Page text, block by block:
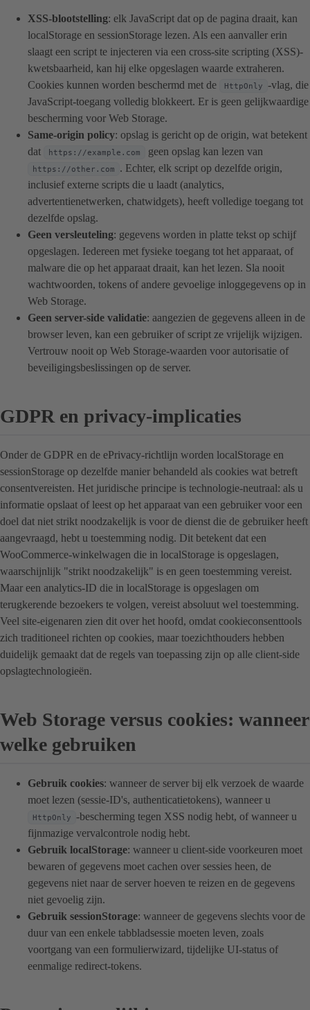
XSS-blootstelling: elk JavaScript dat op de pagina draait, kan
localStorage en sessionStorage lezen. Als een aanvaller erin
slaagt een script te injecteren via een cross-site scripting (XSS)-
kwetsbaarheid, kan hij elke opgeslagen waarde extraheren.
Cookies kunnen worden beschermd met de
HttpOnly -vlag, die
JavaScript-toegang volledig blokkeert. Er is geen gelijkwaardige
bescherming voor Web Storage.
Same-origin policy: opslag is gericht op de origin, wat betekent
dat
https://example.com geen opslag kan lezen van
https://other.com
. Echter, elk script op dezelfde origin,
inclusief externe scripts die u laadt (analytics,
advertentienetwerken, chatwidgets), heeft volledige toegang tot
dezelfde opslag.
Geen versleuteling: gegevens worden in platte tekst op schijf
opgeslagen. Iedereen met fysieke toegang tot het apparaat, of
malware die op het apparaat draait, kan het lezen. Sla nooit
wachtwoorden, tokens of andere gevoelige inloggegevens op in
Web Storage.
Geen server-side validatie: aangezien de gegevens alleen in de
browser leven, kan een gebruiker of script ze vrijelijk wijzigen.
Vertrouw nooit op Web Storage-waarden voor autorisatie of
beveiligingsbeslissingen op de server.
GDPR en privacy-implicaties
Onder de GDPR en de ePrivacy-richtlijn worden localStorage en
sessionStorage op dezelfde manier behandeld als cookies wat betreft
consentvereisten. Het juridische principe is technologie-neutraal: als u
informatie opslaat of leest op het apparaat van een gebruiker voor een
doel dat niet strikt noodzakelijk is voor de dienst die de gebruiker heeft
aangevraagd, hebt u toestemming nodig. Dit betekent dat een
WooCommerce-winkelwagen die in localStorage is opgeslagen,
waarschijnlijk "strikt noodzakelijk" is en geen toestemming vereist.
Maar een analytics-ID die in localStorage is opgeslagen om
terugkerende bezoekers te volgen, vereist absoluut wel toestemming.
Veel site-eigenaren zien dit over het hoofd, omdat cookieconsenttools
zich traditioneel richten op cookies, maar toezichthouders hebben
duidelijk gemaakt dat de regels van toepassing zijn op alle client-side
opslagtechnologieën.
Web Storage versus cookies: wanneer
welke gebruiken
Gebruik cookies: wanneer de server bij elk verzoek de waarde
moet lezen (sessie-ID's, authenticatietokens), wanneer u
HttpOnly -bescherming tegen XSS nodig hebt, of wanneer u
fijnmazige vervalcontrole nodig hebt.
Gebruik localStorage: wanneer u client-side voorkeuren moet
bewaren of gegevens moet cachen over sessies heen, de
gegevens niet naar de server hoeven te reizen en de gegevens
niet gevoelig zijn.
Gebruik sessionStorage: wanneer de gegevens slechts voor de
duur van een enkele tabbladsessie moeten leven, zoals
voortgang van een formulierwizard, tijdelijke UI-status of
eenmalige redirect-tokens.